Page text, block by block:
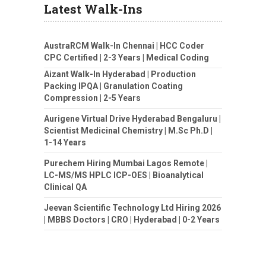
Latest Walk-Ins
AustraRCM Walk-In Chennai | HCC Coder
CPC Certified | 2-3 Years | Medical Coding
Aizant Walk-In Hyderabad | Production
Packing IPQA | Granulation Coating
Compression | 2-5 Years
Aurigene Virtual Drive Hyderabad Bengaluru |
Scientist Medicinal Chemistry | M.Sc Ph.D |
1-14 Years
Purechem Hiring Mumbai Lagos Remote |
LC-MS/MS HPLC ICP-OES | Bioanalytical
Clinical QA
Jeevan Scientific Technology Ltd Hiring 2026
| MBBS Doctors | CRO | Hyderabad | 0-2 Years